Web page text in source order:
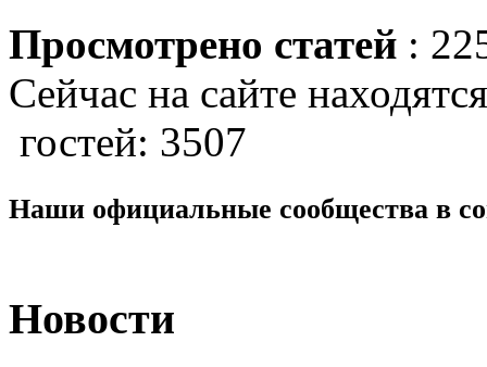
Просмотрено статей :
Сейчас на сайте
гостей: 3507
Наши официальные сообщества в
Новости